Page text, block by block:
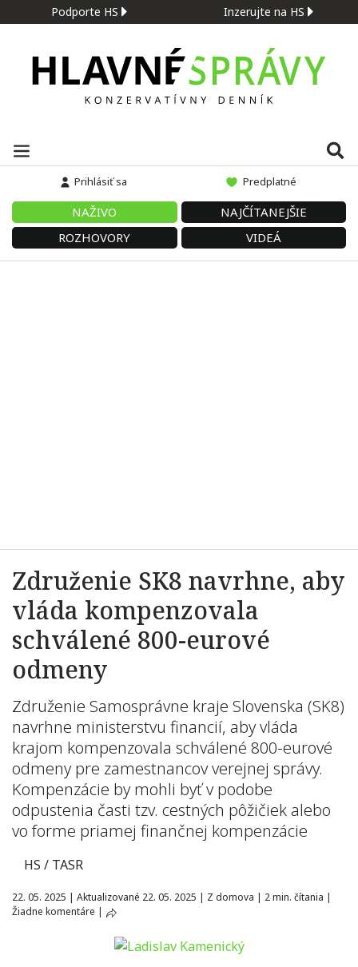
Podporte HS Inzerujte na HS
Prihlásiť sa Predplatné
NAŽIVO
NAJČÍTANEJŠIE
ROZHOVORY
VIDEÁ
Združenie SK8 navrhne, aby
vláda kompenzovala
schválené 800-eurové
odmeny
Združenie Samosprávne kraje Slovenska (SK8)
navrhne ministerstvu financií, aby vláda
krajom kompenzovala schválené 800-eurové
odmeny pre zamestnancov verejnej správy.
Kompenzácie by mohli byť v podobe
odpustenia časti tzv. cestných pôžičiek alebo
vo forme priamej finančnej kompenzácie
HS / TASR
22. 05. 2025 | Aktualizované 22. 05. 2025 | Z domova | 2 min. čítania |
Žiadne komentáre |